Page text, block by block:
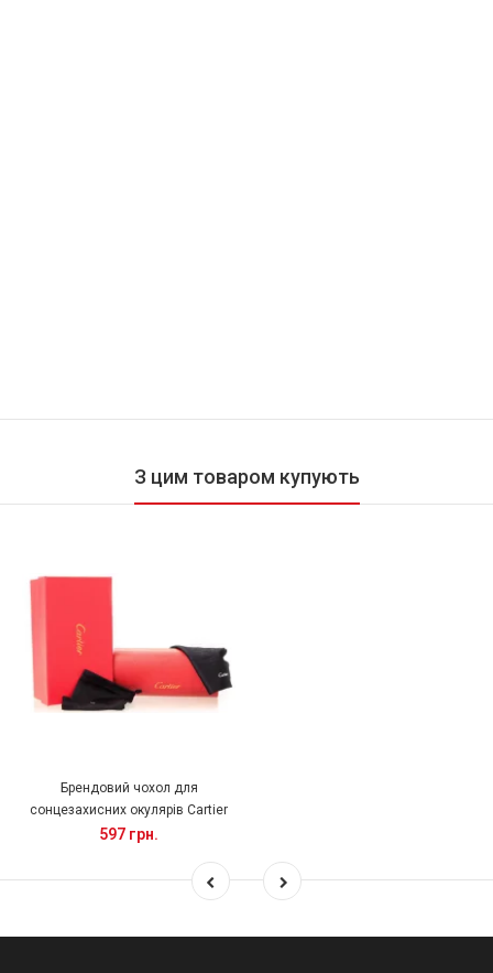
З цим товаром купують
Брендовий чохол для
сонцезахисних окулярів Cartier
597 грн.